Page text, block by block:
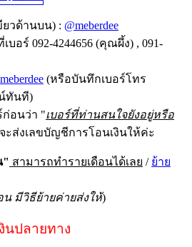
วด้านบน) : @meberdee
อร์ 092-4244656 (คุณผึ้ง) , 091-
(หรือบันทึกเบอร์โทร
น์ทันที)
ก่อนว่า "เบอร์ที่ท่านสนใจยังอยู่หรือ
ส่งเลขบัญชีการโอนเงินให้ค่ะ
" สามารถทำรายเดือนได้เลย / ย้าย
น มีวิธีย้ายค่ายส่งให้)
นปลายทาง